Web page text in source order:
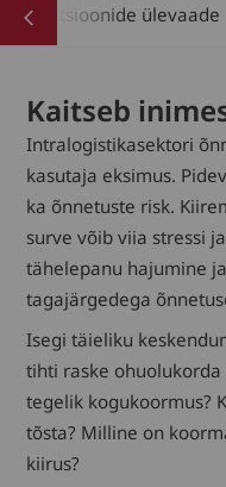
Funktsioonide ülevaade
Kaitseb
Intralogistikasektori
kasutaja eksimus.
ka õnnetuste risk.
surve võib viia stressi
tähelepanu hajumine
tagajärgedega
Isegi täieliku
tihti raske
tegelik kogukoormus?
tõsta? Milline on
kiirus?